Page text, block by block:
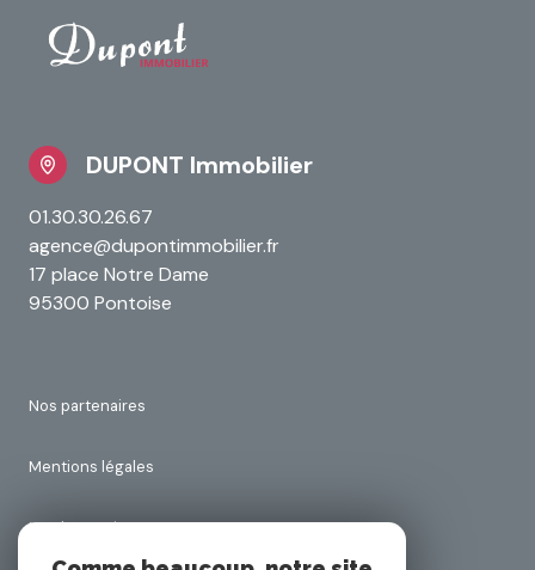
DUPONT Immobilier
01.30.30.26.67
agence@dupontimmobilier.fr
17 place Notre Dame
95300 Pontoise
Nos partenaires
Mentions légales
Nos honoraires